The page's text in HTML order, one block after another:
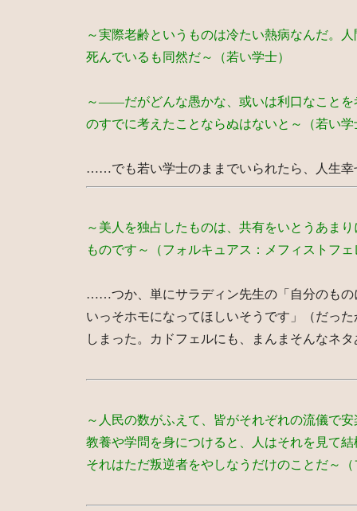
～実際老齢というものは冷たい熱病なんだ。
死んでいるも同然だ～（若い学士）
～――だがどんな愚かな、或いは利口なことを
のすでに考えたことならぬはないと～（若い
……でも若い学士のままでいられたら、人生幸
～美人を独占したものは、共有をいとうあま
ものです～（フォルキュアス：メフィストフェ
……つか、単にサラディン先生の「自分のもの
いっそホモになってほしいそうです」（だっ
しまった。カドフェルにも、まんまそんなネ
～人民の数がふえて、皆がそれぞれの流儀で
教養や学問を身につけると、人はそれを見て
それはただ叛逆者をやしなうだけのことだ～